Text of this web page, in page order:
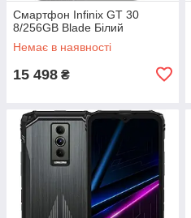
Смартфон Infinix GT 30
8/256GB Blade Білий
Немає в наявності
15 498 ₴